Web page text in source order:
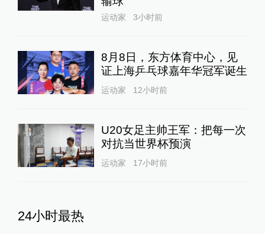
运动家 3小时前
8月8日，东方体育中心，见
证上海乒乓球嘉年华冠军诞生
运动家 12小时前
U20女足主帅王军：把每一次
对抗当世界杯预演
运动家 17小时前
24小时最热